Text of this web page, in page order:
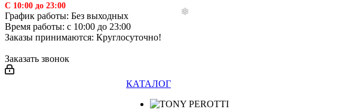
С 10:00 до 23:00
График работы: Без выходных
Время работы: с 10:00 до 23:00
Заказы принимаются: Круглосуточно!
Заказать звонок
КАТАЛОГ